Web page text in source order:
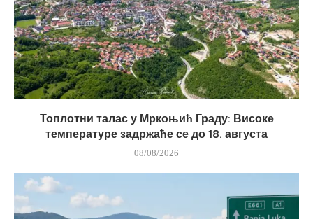
Топлотни талас у Мркоњић Граду: Високе
температуре задржаће се до 18. августа
08/08/2026